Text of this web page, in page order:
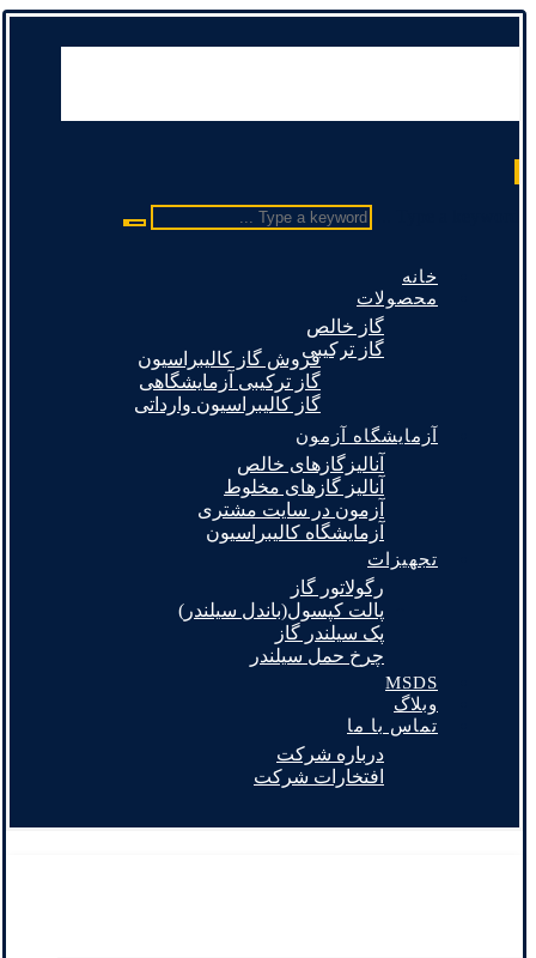
خانه
محصولات
گاز خالص
گاز ترکیبیفروش گاز کالیبراسیون
گاز ترکیبی آزمایشگاهی
گاز کالیبراسیون وارداتی
آزمایشگاه آزمون
آنالیزگازهای خالص
آنالیز گازهای مخلوط
آزمون در سایت مشتری
آزمایشگاه کالیبراسیون
تجهیزات
رگولاتور گاز
پالت کپسول(باندل سیلندر)
پک سیلندر گاز
چرخ حمل سیلندر
MSDS
وبلاگ
تماس با ما
درباره شرکت
افتخارات شرکت